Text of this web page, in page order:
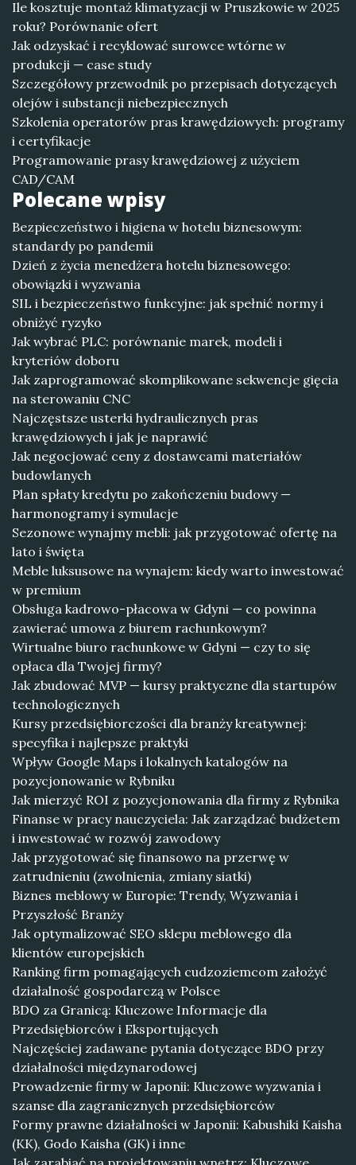
Ile kosztuje montaż klimatyzacji w Pruszkowie w 2025
roku? Porównanie ofert
Jak odzyskać i recyklować surowce wtórne w
produkcji — case study
Szczegółowy przewodnik po przepisach dotyczących
olejów i substancji niebezpiecznych
Szkolenia operatorów pras krawędziowych: programy
i certyfikacje
Programowanie prasy krawędziowej z użyciem
CAD/CAM
Polecane wpisy
Bezpieczeństwo i higiena w hotelu biznesowym:
standardy po pandemii
Dzień z życia menedżera hotelu biznesowego:
obowiązki i wyzwania
SIL i bezpieczeństwo funkcyjne: jak spełnić normy i
obniżyć ryzyko
Jak wybrać PLC: porównanie marek, modeli i
kryteriów doboru
Jak zaprogramować skomplikowane sekwencje gięcia
na sterowaniu CNC
Najczęstsze usterki hydraulicznych pras
krawędziowych i jak je naprawić
Jak negocjować ceny z dostawcami materiałów
budowlanych
Plan spłaty kredytu po zakończeniu budowy —
harmonogramy i symulacje
Sezonowe wynajmy mebli: jak przygotować ofertę na
lato i święta
Meble luksusowe na wynajem: kiedy warto inwestować
w premium
Obsługa kadrowo-płacowa w Gdyni — co powinna
zawierać umowa z biurem rachunkowym?
Wirtualne biuro rachunkowe w Gdyni — czy to się
opłaca dla Twojej firmy?
Jak zbudować MVP — kursy praktyczne dla startupów
technologicznych
Kursy przedsiębiorczości dla branży kreatywnej:
specyfika i najlepsze praktyki
Wpływ Google Maps i lokalnych katalogów na
pozycjonowanie w Rybniku
Jak mierzyć ROI z pozycjonowania dla firmy z Rybnika
Finanse w pracy nauczyciela: Jak zarządzać budżetem
i inwestować w rozwój zawodowy
Jak przygotować się finansowo na przerwę w
zatrudnieniu (zwolnienia, zmiany siatki)
Biznes meblowy w Europie: Trendy, Wyzwania i
Przyszłość Branży
Jak optymalizować SEO sklepu meblowego dla
klientów europejskich
Ranking firm pomagających cudzoziemcom założyć
działalność gospodarczą w Polsce
BDO za Granicą: Kluczowe Informacje dla
Przedsiębiorców i Eksportujących
Najczęściej zadawane pytania dotyczące BDO przy
działalności międzynarodowej
Prowadzenie firmy w Japonii: Kluczowe wyzwania i
szanse dla zagranicznych przedsiębiorców
Formy prawne działalności w Japonii: Kabushiki Kaisha
(KK), Godo Kaisha (GK) i inne